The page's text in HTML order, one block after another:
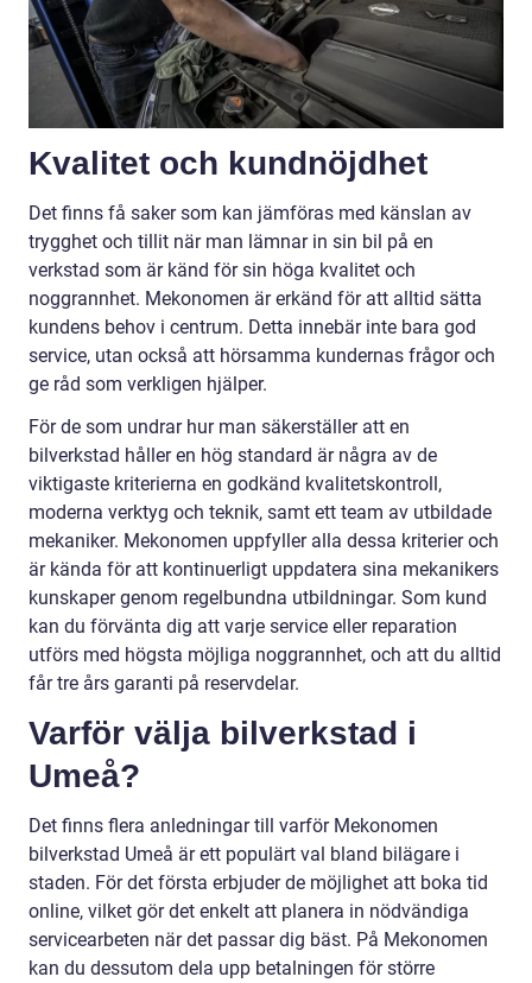
Kvalitet och kundnöjdhet
Det finns få saker som kan jämföras med känslan av
trygghet och tillit när man lämnar in sin bil på en
verkstad som är känd för sin höga kvalitet och
noggrannhet. Mekonomen är erkänd för att alltid sätta
kundens behov i centrum. Detta innebär inte bara god
service, utan också att hörsamma kundernas frågor och
ge råd som verkligen hjälper.
För de som undrar hur man säkerställer att en
bilverkstad håller en hög standard är några av de
viktigaste kriterierna en godkänd kvalitetskontroll,
moderna verktyg och teknik, samt ett team av utbildade
mekaniker. Mekonomen uppfyller alla dessa kriterier och
är kända för att kontinuerligt uppdatera sina mekanikers
kunskaper genom regelbundna utbildningar. Som kund
kan du förvänta dig att varje service eller reparation
utförs med högsta möjliga noggrannhet, och att du alltid
får tre års garanti på reservdelar.
Varför välja bilverkstad i
Umeå?
Det finns flera anledningar till varför Mekonomen
bilverkstad Umeå är ett populärt val bland bilägare i
staden. För det första erbjuder de möjlighet att boka tid
online, vilket gör det enkelt att planera in nödvändiga
servicearbeten när det passar dig bäst. På Mekonomen
kan du dessutom dela upp betalningen för större